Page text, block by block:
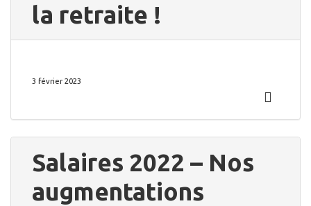
la retraite !
3 février 2023
Salaires 2022 – Nos
augmentations